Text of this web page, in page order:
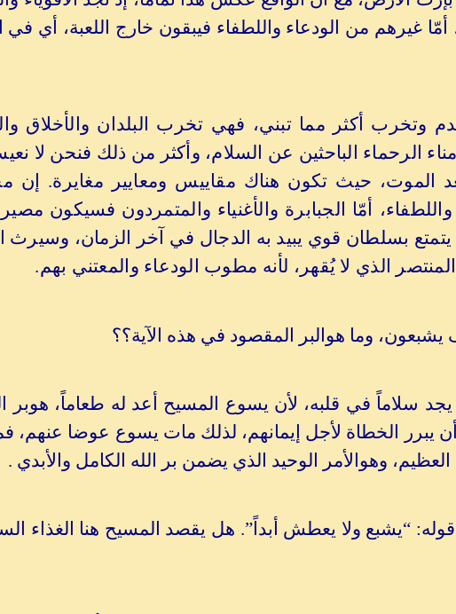
أمّا غيرهم من الودعاء واللطفاء فيبقون خارج اللعبة، أي
وتخرب أكثر مما تبني، فهي تخرب البلدان والأخلاق
الرحماء الباحثين عن السلام، وأكثر من ذلك فنحن لا
الموت، حيث تكون هناك مقاييس ومعايير مغايرة. إن
أمّا الجبابرة والأغنياء والمتمردون فسيكون
يتمتع بسلطان قوي يبيد به الدجال في آخر الزمان، وسيرث
الذي لا يُقهر، لأنه مطوب الودعاء والمعتني بهم.
وما هوالبر المقصود في هذه الآية؟؟
سلاماً في قلبه، لأن يسوع المسيح أعد له طعاماً، هوبر
أن يبرر الخطاة لأجل إيمانهم، لذلك مات يسوع عوضا عنهم،
وهوالأمر الوحيد الذي يضمن بر الله الكامل والأبدي .
“يشبع ولا يعطش أبداً”. هل يقصد المسيح هنا الغذاء